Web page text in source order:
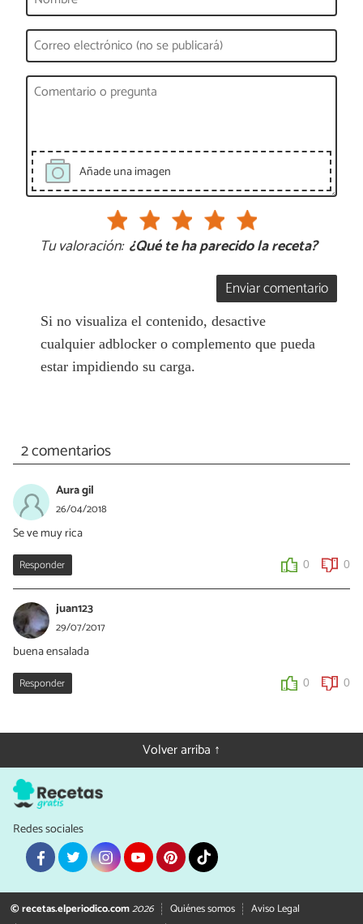
Añade una imagen
Tu valoración: ¿Qué te ha parecido la receta?
Enviar comentario
Si no visualiza el contenido, desactive
cualquier adblocker o complemento que pueda
estar impidiendo su carga.
2 comentarios
Aura gil
26/04/2018
Se ve muy rica
Responder 0 0
juan123
29/07/2017
buena ensalada
Responder 0 0
Volver arriba ↑
Redes sociales
© recetas.elperiodico.com2026 Quiénes somos
Aviso Legal